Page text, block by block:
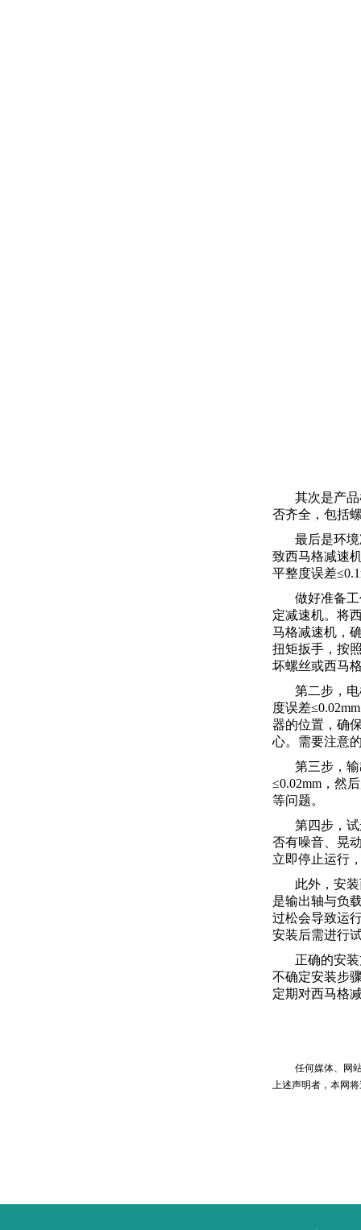
其次是产
否齐全，包括
最后是环
致西马格减速
平整度误差
做好准备
定减速机。将
马格减速机，
扭矩扳手，按
坏螺丝或西马
第二步，
度误差
器的位置，确
心。需要注意
第三步，
≤0.02mm，然
等问题。
第四步，
否有噪音、晃
立即停止运行
此外， 安
是输出轴与负
过松会导致运
安装后需进行
正确的安
不确定安装步
定期对西马格
任何媒体、网
上述声明者，本网